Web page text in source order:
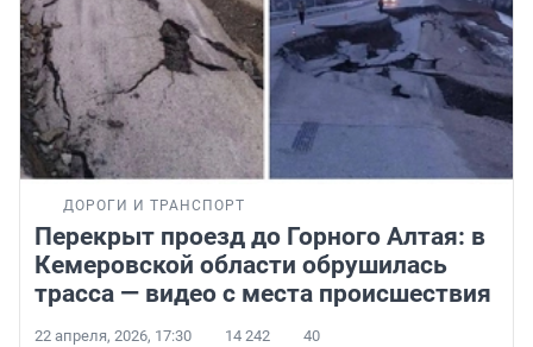
ДОРОГИ И ТРАНСПОРТ
Перекрыт проезд до Горного Алтая: в
Кемеровской области обрушилась
трасса — видео с места происшествия
22 апреля, 2026, 17:30 14 242 40